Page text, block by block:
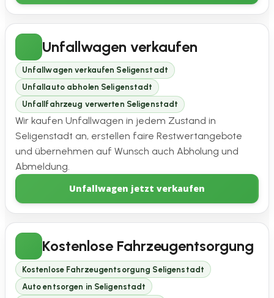
Unfallwagen verkaufen
Unfallwagen verkaufen Seligenstadt
Unfallauto abholen Seligenstadt
Unfallfahrzeug verwerten Seligenstadt
Wir kaufen Unfallwagen in jedem Zustand in
Seligenstadt an, erstellen faire Restwertangebote
und übernehmen auf Wunsch auch Abholung und
Abmeldung.
Unfallwagen jetzt verkaufen
Kostenlose Fahrzeugentsorgung
Kostenlose Fahrzeugentsorgung Seligenstadt
Auto entsorgen in Seligenstadt